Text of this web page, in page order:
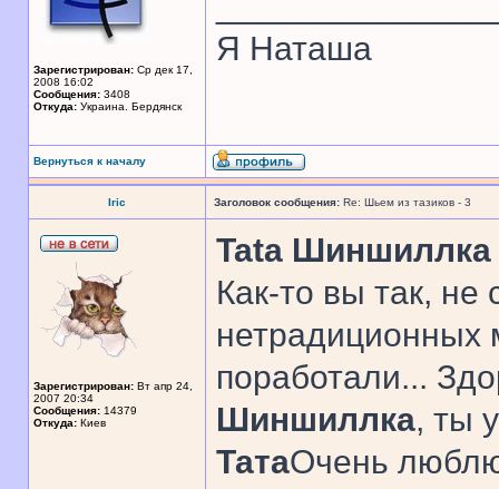
Зарегистрирован: Ср дек 17,
2008 16:02
Сообщения: 3408
Откуда: Украина. Бердянск
Я Наташа
Вернуться к началу
Iric Заголовок сообщения: Re: Шьем из тазиков - 3
Зарегистрирован: Вт апр 24,
2007 20:34
Сообщения: 14379
Откуда: Киев
Tata Шиншиллка
Как-то вы так, не
нетрадиционных
поработали...
Шиншиллка, ты
ТатаОчень